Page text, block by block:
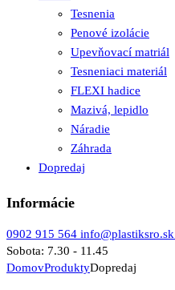
Tesnenia
Penové izolácie
Upevňovací matriál
Tesneniaci materiál
FLEXI hadice
Mazivá, lepidlo
Náradie
Záhrada
Dopredaj
Informácie
0902 915 564 info@plastiksro.sk
Sobota: 7.30 - 11.45
DomovProduktyDopredaj